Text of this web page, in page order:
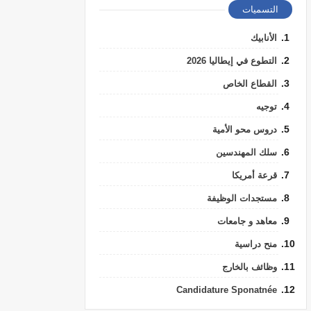
التسميات
الأنابيك
التطوع في إيطاليا 2026
القطاع الخاص
توجيه
دروس محو الأمية
سلك المهندسين
قرعة أمريكا
مستجدات الوظيفة
معاهد و جامعات
منح دراسية
وظائف بالخارج
Candidature Sponatnée